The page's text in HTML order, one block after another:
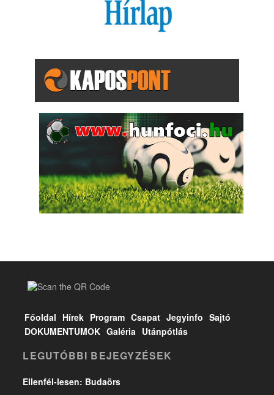
Főoldal Hírek Program Csapat Jegyinfo Sajtó
DOKUMENTUMOK Galéria Utánpótlás
LEGUTÓBBI BEJEGYZÉSEK
Ellenfél-lesen: Budaörs